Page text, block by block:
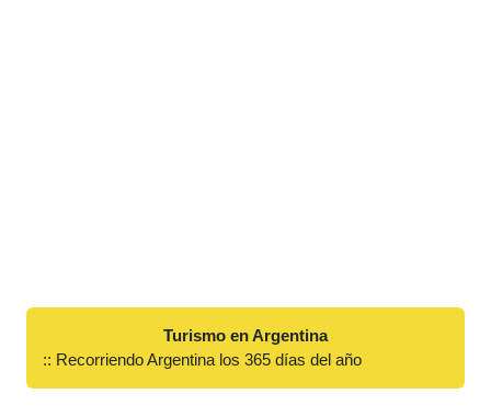
Turismo en Argentina
:: Recorriendo Argentina los 365 días del año